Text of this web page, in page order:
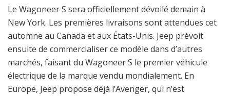
Le Wagoneer S sera officiellement dévoilé demain à
New York. Les premières livraisons sont attendues cet
automne au Canada et aux États-Unis. Jeep prévoit
ensuite de commercialiser ce modèle dans d’autres
marchés, faisant du Wagoneer S le premier véhicule
électrique de la marque vendu mondialement. En
Europe, Jeep propose déjà l’Avenger, qui n’est